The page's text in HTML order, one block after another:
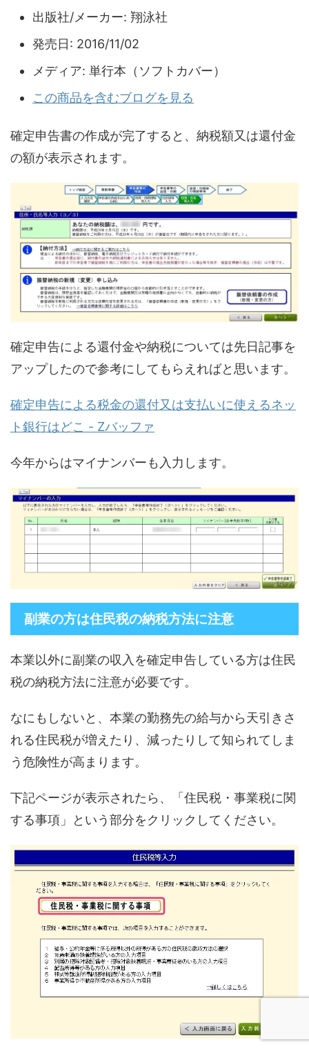
出版社/メーカー: 翔泳社
発売日: 2016/11/02
メディア: 単行本（ソフトカバー）
この商品を含むブログを見る
確定申告書の作成が完了すると、納税額又は還付金
の額が表示されます。
確定申告による還付金や納税については先日記事を
アップしたので参考にしてもらえればと思います。
確定申告による税金の還付又は支払いに使えるネッ
ト銀行はどこ - Zバッファ
今年からはマイナンバーも入力します。
副業の方は住民税の納税方法に注意
本業以外に副業の収入を確定申告している方は住民
税の納税方法に注意が必要です。
なにもしないと、本業の勤務先の給与から天引きさ
れる住民税が増えたり、減ったりして知られてしま
う危険性が高まります。
下記ページが表示されたら、「住民税・事業税に関
する事項」という部分をクリックしてください。